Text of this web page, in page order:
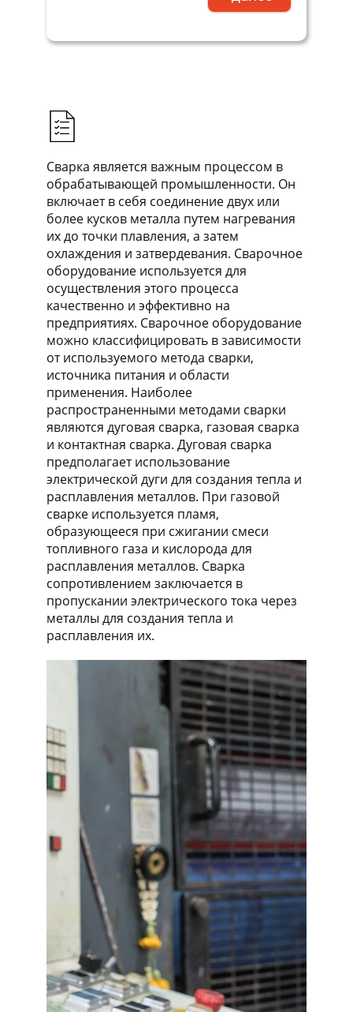
Сварка является важным процессом в
обрабатывающей промышленности. Он
включает в себя соединение двух или
более кусков металла путем нагревания
их до точки плавления, а затем
охлаждения и затвердевания. Сварочное
оборудование используется для
осуществления этого процесса
качественно и эффективно на
предприятиях. Сварочное оборудование
можно классифицировать в зависимости
от используемого метода сварки,
источника питания и области
применения. Наиболее
распространенными методами сварки
являются дуговая сварка, газовая сварка
и контактная сварка. Дуговая сварка
предполагает использование
электрической дуги для создания тепла и
расплавления металлов. При газовой
сварке используется пламя,
образующееся при сжигании смеси
топливного газа и кислорода для
расплавления металлов. Сварка
сопротивлением заключается в
пропускании электрического тока через
металлы для создания тепла и
расплавления их.